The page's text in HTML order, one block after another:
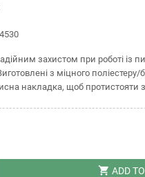
захистом при роботі із
з міцного
накладка, щоб протистояти
shopping_cart ADD